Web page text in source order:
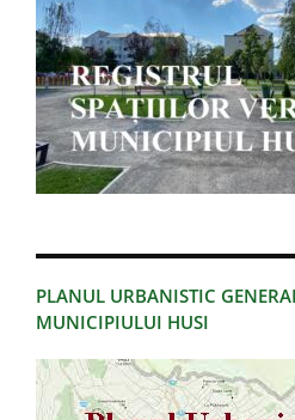
PLANUL URBANISTIC
MUNICIPIULUI HUSI